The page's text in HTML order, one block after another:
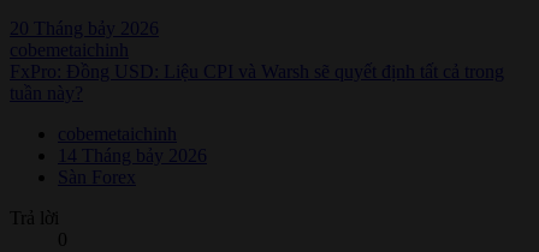
20 Tháng bảy 2026
cobemetaichinh
FxPro: Đồng USD: Liệu CPI và Warsh sẽ quyết định tất cả trong
tuần này?
cobemetaichinh
14 Tháng bảy 2026
Sàn Forex
Trả lời
0